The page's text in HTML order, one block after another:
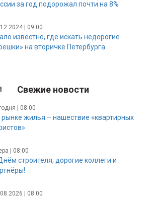
за год подорожал почти на 8%
| 09:00
известно, где искать недорогие
на вторичке Петербурга
Свежие новости
| 08:00
рынке жилья – нашествие «квартирных
| 08:00
строителя, дорогие коллеги и
| 08:00